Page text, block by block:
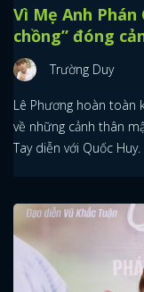
Vì Mẹ Anh
chồng” đóng
Trường Duy
Lê Phương hoàn toàn
về những cảnh thân
Tay diễn với Quốc Huy.